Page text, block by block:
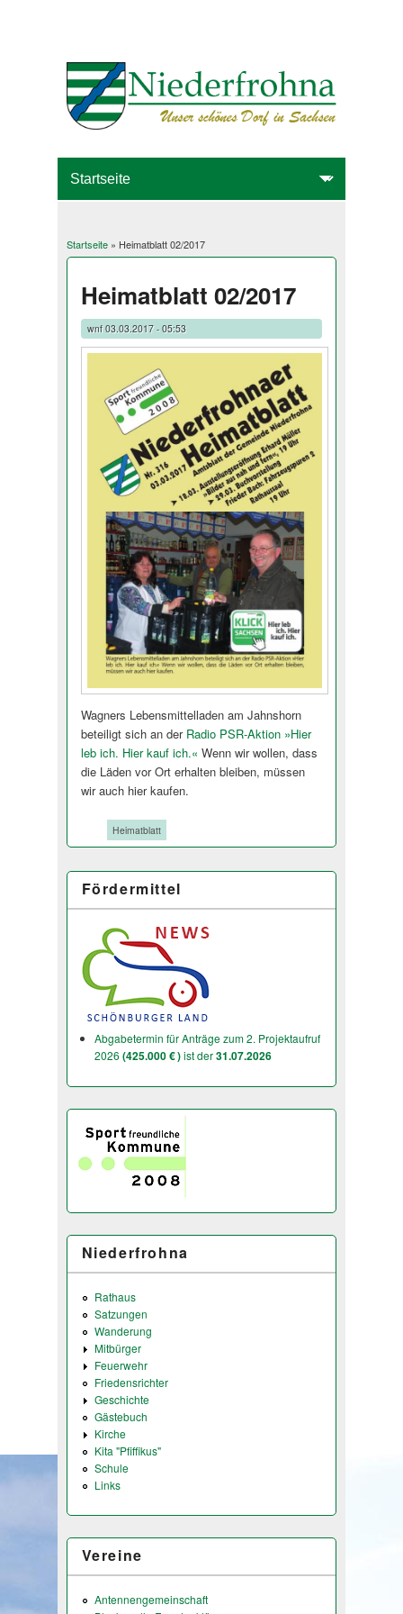
Sie sind hier
Startseite» Heimatblatt 02/2017
Heimatblatt 02/2017
wnf03.03.2017 - 05:53
Wagners Lebensmittelladen am Jahnshorn
beteiligt sich an der Radio PSR-Aktion »Hier
leb ich. Hier kauf ich.« Wenn wir wollen, dass
die Läden vor Ort erhalten bleiben, müssen
wir auch hier kaufen.
Heimatblatt
Fördermittel
Abgabetermin für Anträge zum 2. Projektaufruf
2026 (425.000 € )ist der31.07.2026
Niederfrohna
Rathaus
Satzungen
Wanderung
Mitbürger
Feuerwehr
Friedensrichter
Geschichte
Gästebuch
Kirche
Kita "Pfiffikus"
Schule
Links
Vereine
Antennengemeinschaft